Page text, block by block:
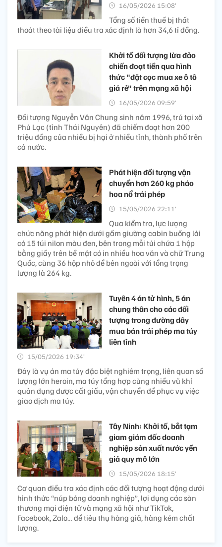
16/05/2026 15:08’
Tổng số tiền thuế bị thất
thoát theo tài liệu điều tra xác định là hơn 34,6 tỉ đồng.
Khởi tố đối tượng lừa đảo
chiến đoạt tiền qua hình
thức "đặt cọc mua xe ô tô
giá rẻ" trên mạng xã hội
16/05/2026 09:59’
Đối tượng Nguyễn Văn Chung sinh năm 1996, trú tại xã
Phú Lạc (tỉnh Thái Nguyên) đã chiếm đoạt hơn 200
triệu đồng của nhiều bị hại ở nhiều tỉnh, thành phố trên
cả nước.
Phát hiện đối tượng vận
chuyển hơn 260 kg pháo
hoa nổ trái phép
15/05/2026 22:11’
Qua kiểm tra, lực lượng
chức năng phát hiện dưới gầm giường cabin buồng lái
có 15 túi nilon màu đen, bên trong mỗi túi chứa 1 hộp
bằng giấy trên bề mặt có in nhiều hoa văn và chữ Trung
Quốc, cùng 36 hộp nhỏ để bên ngoài với tổng trọng
lượng là 264 kg.
Tuyên 4 án tử hình, 5 án
chung thân cho các đối
tượng trong đường dây
mua bán trái phép ma túy
liên tỉnh
15/05/2026 19:34’
Đây là vụ án ma túy đặc biệt nghiêm trọng, liên quan số
lượng lớn heroin, ma túy tổng hợp cùng nhiều vũ khí
quân dụng được cất giấu, vận chuyển để phục vụ việc
giao dịch ma túy.
Tây Ninh: Khởi tố, bắt tạm
giam giám đốc doanh
nghiệp sản xuất nước yến
giả quy mô lớn
15/05/2026 18:15’
Cơ quan điều tra xác định các đối tượng hoạt động dưới
hình thức “núp bóng doanh nghiệp”, lợi dụng các sàn
thương mại điện tử và mạng xã hội như TikTok,
Facebook, Zalo… để tiêu thụ hàng giả, hàng kém chất
lượng.